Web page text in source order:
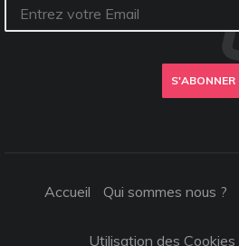
S'ABONNER
Accueil Qui sommes nous ?
Utilisation des Cookies